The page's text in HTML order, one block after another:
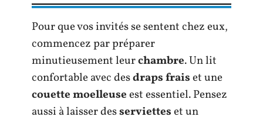
Pour que vos invités se sentent chez eux,
commencez par préparer
minutieusement leurchambre. Un lit
confortable avec desdraps fraiset une
couette moelleuseest essentiel. Pensez
aussi à laisser desservietteset un